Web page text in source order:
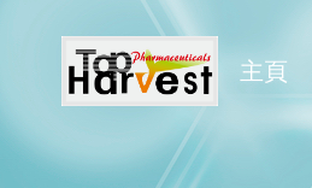
主頁